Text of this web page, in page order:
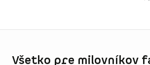
Všetko pre milovníkov